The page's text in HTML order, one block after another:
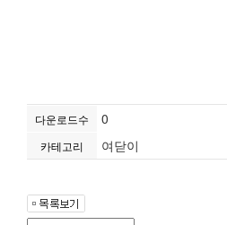
다운로드수 0
카테고리 여닫이